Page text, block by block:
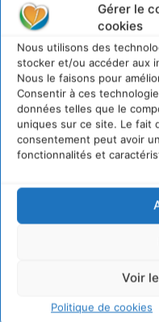
Gérer le
cookies
Nous utilisons des
stocker et/ou accéder aux
Nous le faisons pour
Consentir à ces
données telles que le
uniques sur ce site. Le fait
consentement peut avoir
fonctionnalités et
Voir
Politique de cookies
territoires
dialogue
Commun
7